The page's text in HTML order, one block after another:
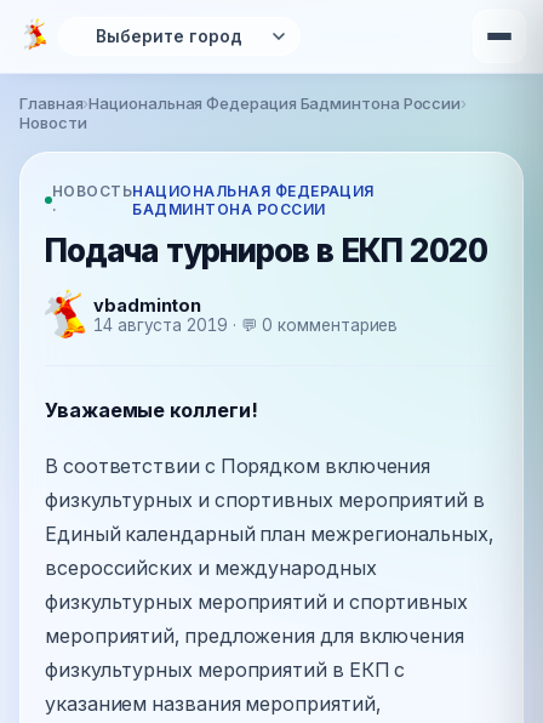
Перейти к основному содержанию
Вы здесь
Главная›Национальная Федерация Бадминтона России›
Новости
НОВОСТЬ
·
НАЦИОНАЛЬНАЯ ФЕДЕРАЦИЯ
БАДМИНТОНА РОССИИ
Подача турниров в ЕКП 2020
vbadminton
14 августа 2019 · 💬 0 комментариев
Уважаемые коллеги!
В соответствии с Порядком включения
физкультурных и спортивных мероприятий в
Единый календарный план межрегиональных,
всероссийских и международных
физкультурных мероприятий и спортивных
мероприятий, предложения для включения
физкультурных мероприятий в ЕКП с
указанием названия мероприятий,